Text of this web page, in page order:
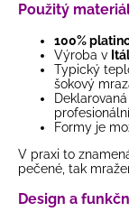
Použitý
100%
Výroba v
Typický
šokový
Formy je
V praxi to
pečené, tak
Design a